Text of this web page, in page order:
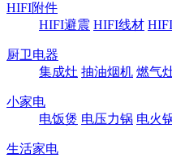
HIFI附件
HIFI避震 HIFI线材
厨卫电器
集成灶 抽油烟机 燃气
小家电
电饭煲 电压力锅 电火
生活家电